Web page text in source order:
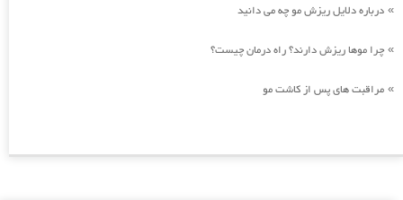
» درباره دلایل ریزش مو چه می دانید
» چرا موها ریزش دارند؟ راه درمان چیست؟
» مراقبت های پس از کاشت مو